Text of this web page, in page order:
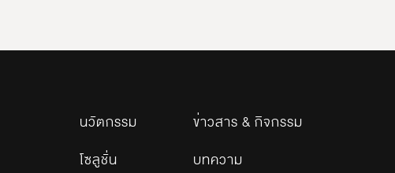
นวัตกรรม
โซลูชั่น
ข่าวสาร & กิจกรรม
บทความ